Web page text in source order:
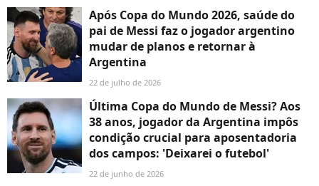
Após Copa do Mundo 2026, saúde do
pai de Messi faz o jogador argentino
mudar de planos e retornar à
Argentina
22 de julho de 2026
Última Copa do Mundo de Messi? Aos
38 anos, jogador da Argentina impôs
condição crucial para aposentadoria
dos campos: 'Deixarei o futebol'
22 de junho de 2026